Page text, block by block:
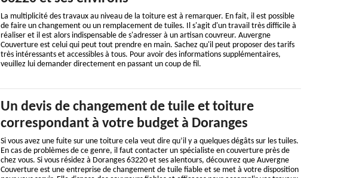
La multiplicité des travaux au niveau de la toiture est à remarquer. En fait, il est possible
de faire un changement ou un remplacement de tuiles. Il s'agit d'un travail très difficile à
réaliser et il est alors indispensable de s'adresser à un artisan couvreur. Auvergne
Couverture est celui qui peut tout prendre en main. Sachez qu'il peut proposer des tarifs
très intéressants et accessibles à tous. Pour avoir des informations supplémentaires,
veuillez lui demander directement en passant un coup de fil.
Un devis de changement de tuile et toiture
correspondant à votre budget à Doranges
Si vous avez une fuite sur une toiture cela veut dire qu’il y a quelques dégâts sur les tuiles.
En cas de problèmes de ce genre, il faut contacter un spécialiste en couverture près de
chez vous. Si vous résidez à Doranges 63220 et ses alentours, découvrez que Auvergne
Couverture est une entreprise de changement de tuile fiable et se met à votre disposition